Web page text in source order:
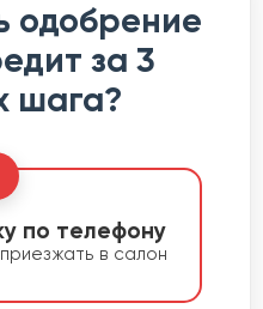
одобрение
за 3
шага?
по телефону
в салон